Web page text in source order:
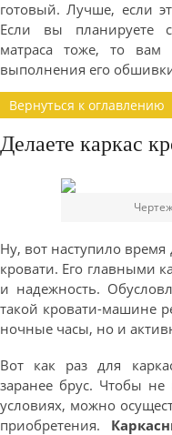
готовый. Лучше, если
Если вы планируете
матраса тоже, то вам
выполнения его
Вернуться к оглавлению
Делаете каркас
Ну, вот наступило время
кровати. Его главными
и надежность.
такой кровати-машине
ночные часы, но и
Вот как раз для
заранее брус. Чтобы
условиях, можно
приобретения.